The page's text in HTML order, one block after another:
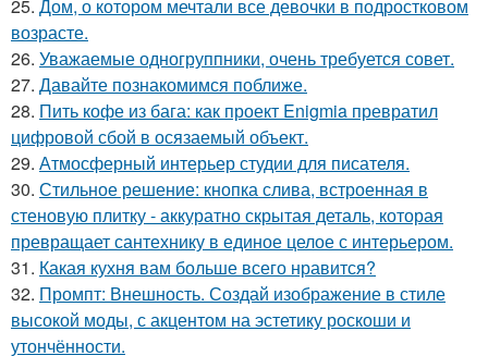
25. Дом, о котором мечтали все девочки в подростковом
возрасте.
26. Уважаемые одногруппники, очень требуется совет.
27. Давайте познакомимся поближе.
28. Пить кофе из бага: как проект Enigmia превратил
цифровой сбой в осязаемый объект.
29. Атмосферный интерьер студии для писателя.
30. Стильное решение: кнопка слива, встроенная в
стеновую плитку - аккуратно скрытая деталь, которая
превращает сантехнику в единое целое с интерьером.
31. Какая кухня вам больше всего нравится?
32. Промпт: Внешность. Создай изображение в стиле
высокой моды, с акцентом на эстетику роскоши и
утончённости.